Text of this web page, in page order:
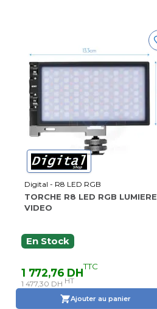
Digital - R8 LED RGB
TORCHE R8 LED RGB LUMIERE
VIDEO
En Stock
1 772,76 DHTTC
1 477,30 DH HT
Ajouter au panier